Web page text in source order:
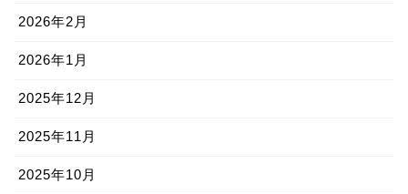
2026年2月
2026年1月
2025年12月
2025年11月
2025年10月